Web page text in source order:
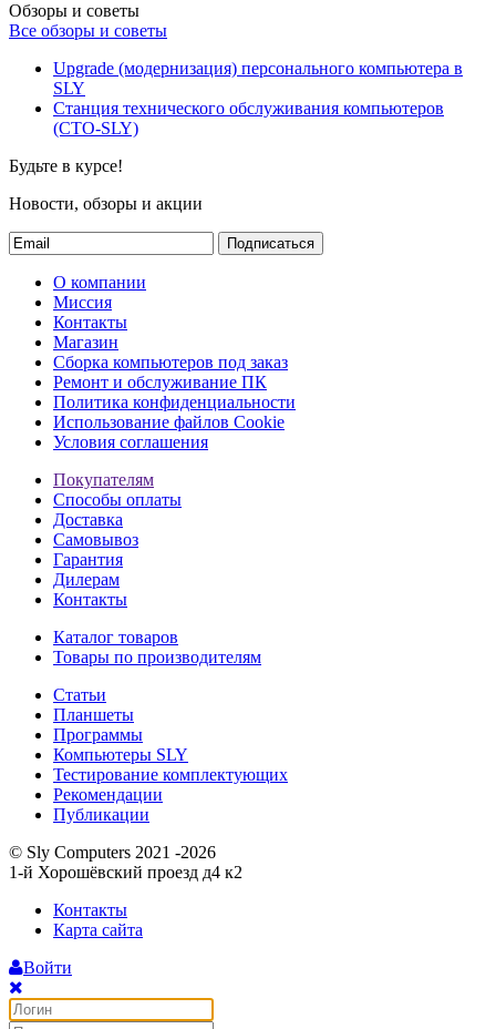
Обзоры и советы
Все обзоры и советы
Upgrade (модернизация) персонального компьютера в
SLY
Станция технического обслуживания компьютеров
(СТО-SLY)
Будьте в курсе!
Новости, обзоры и акции
Подписаться
О компании
Миссия
Контакты
Магазин
Сборка компьютеров под заказ
Ремонт и обслуживание ПК
Политика конфиденциальности
Использование файлов Cookie
Условия соглашения
Покупателям
Способы оплаты
Доставка
Самовывоз
Гарантия
Дилерам
Контакты
Каталог товаров
Товары по производителям
Статьи
Планшеты
Программы
Компьютеры SLY
Тестирование комплектующих
Рекомендации
Публикации
© Sly Computers 2021 -2026
1-й Хорошёвский проезд д4 к2
Контакты
Карта сайта
Войти